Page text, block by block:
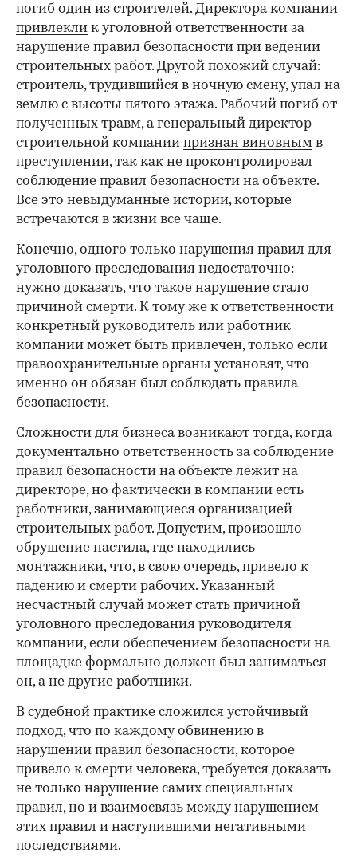
погиб один из строителей. Директора компании
привлекли к уголовной ответственности за
нарушение правил безопасности при ведении
строительных работ. Другой похожий случай:
строитель, трудившийся в ночную смену, упал на
землю с высоты пятого этажа. Рабочий погиб от
полученных травм, а генеральный директор
строительной компании признан виновным в
преступлении, так как не проконтролировал
соблюдение правил безопасности на объекте.
Все это невыдуманные истории, которые
встречаются в жизни все чаще.
Конечно, одного только нарушения правил для
уголовного преследования недостаточно:
нужно доказать, что такое нарушение стало
причиной смерти. К тому же к ответственности
конкретный руководитель или работник
компании может быть привлечен, только если
правоохранительные органы установят, что
именно он обязан был соблюдать правила
безопасности.
Сложности для бизнеса возникают тогда, когда
документально ответственность за соблюдение
правил безопасности на объекте лежит на
директоре, но фактически в компании есть
работники, занимающиеся организацией
строительных работ. Допустим, произошло
обрушение настила, где находились
монтажники, что, в свою очередь, привело к
падению и смерти рабочих. Указанный
несчастный случай может стать причиной
уголовного преследования руководителя
компании, если обеспечением безопасности на
площадке формально должен был заниматься
он, а не другие работники.
В судебной практике сложился устойчивый
подход, что по каждому обвинению в
нарушении правил безопасности, которое
привело к смерти человека, требуется доказать
не только нарушение самих специальных
правил, но и взаимосвязь между нарушением
этих правил и наступившими негативными
последствиями.